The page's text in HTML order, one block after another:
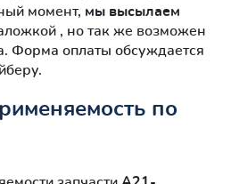
момент, мы высылаем
, но так же возможен
Форма оплаты обсуждается
по